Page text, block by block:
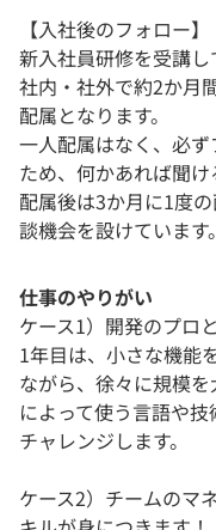
【入社後のフォロー】
新入社員研修を受講し
社内・社外で約2か月
配属となります。
一人配属はなく、必
ため、何かあれば聞け
配属後は3か月に1度
談機会を設けています。
仕事のやりがい
ケース1）開発のプロ
1年目は、小さな機能
ながら、徐々に規模
によって使う言語や
チャレンジします。
ケース2）チームのマ